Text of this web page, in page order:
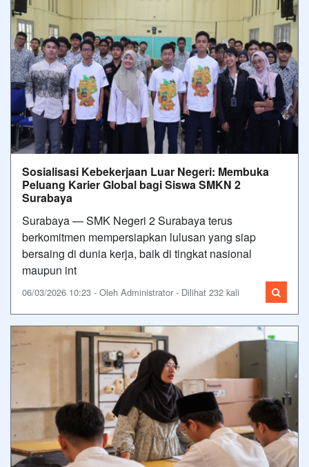
Sosialisasi Kebekerjaan Luar Negeri: Membuka
Peluang Karier Global bagi Siswa SMKN 2
Surabaya
Surabaya — SMK Negeri 2 Surabaya terus
berkomitmen mempersiapkan lulusan yang siap
bersaing di dunia kerja, baik di tingkat nasional
maupun int
06/03/2026 10:23 - Oleh Administrator - Dilihat 232 kali